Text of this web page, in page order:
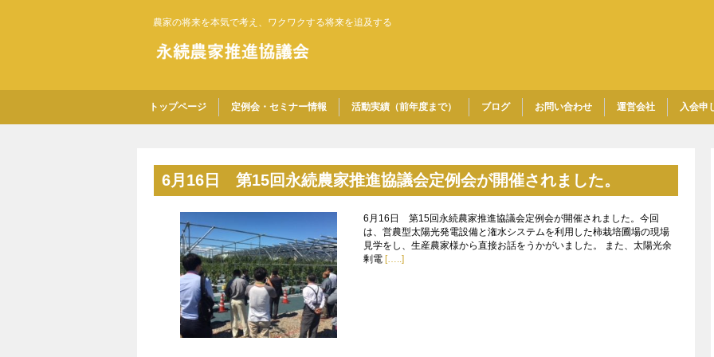
農家の将来を本気で考え、ワクワクする将来を追及する
トップページ 定例会・セミナー情報 活動実績（前年度まで） ブログ お問い合わせ 運営会社 入会申
6月16日 第15回永続農家推進協議会定例会が開催されました。
6月16日 第15回永続農家推進協議会定例会が開催されました。今回
は、営農型太陽光発電設備と潅水システムを利用した柿栽培圃場の現場
見学をし、生産農家様から直接お話をうかがいました。 また、太陽光余
剰電 […..]